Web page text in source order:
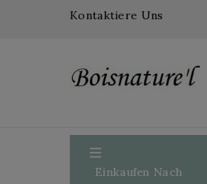
Kontaktiere Uns

Einkaufen Nach